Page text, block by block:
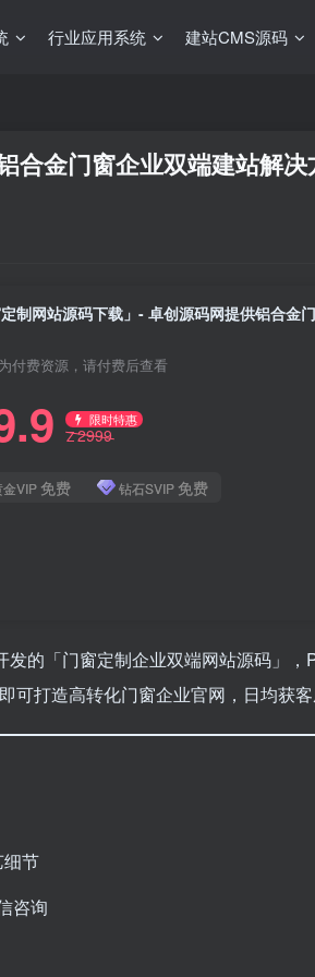
行业应用系统 建站CMS源码
合金门窗企业双端建站解
付费资源，请付费后查看
限时特惠
Z2999
金VIP 免费 钻石SVIP 免费
的「门窗定制企业双端网站源码」
打造高转化门窗企业官网，日均获客
节
咨询